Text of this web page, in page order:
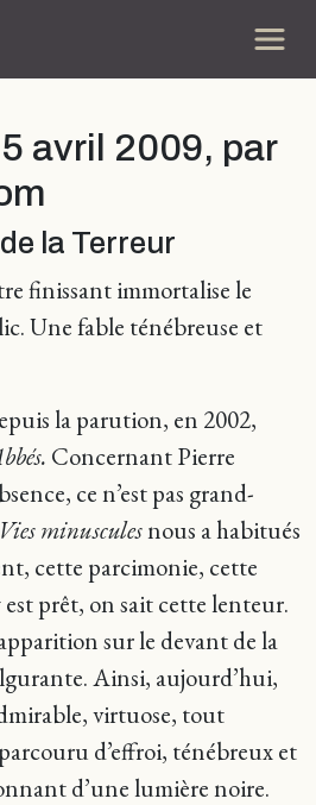
avril 2009, par
la Terreur
finissant immortalise le
Une fable ténébreuse et
la parution, en 2002,
Concernant Pierre
ce n’est pas grand-
Vies minusculesnous a habitués
cette parcimonie, cette
prêt, on sait cette lenteur.
sur le devant de la
Ainsi, aujourd’hui,
virtuose, tout
d’effroi, ténébreux et
d’une lumière noire.